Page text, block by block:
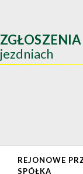
ZGŁOSZENIA
jezdniach
REJONOWE
SPÓŁKA